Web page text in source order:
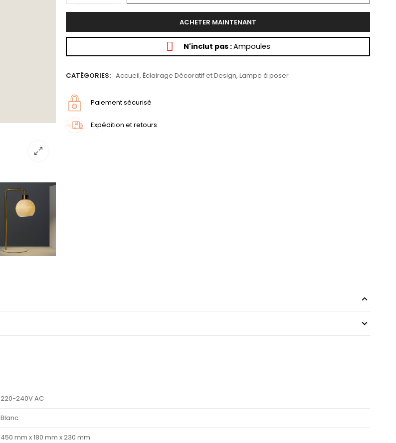
ACHETER MAINTENANT
N'inclut pas :Ampoules
CATÉGORIES: Accueil, Éclairage Décoratif et Design, Lampe à poser
Paiement sécurisé
Expédition et retours
220-240V AC
Blanc
450 mm x 180 mm x 230 mm